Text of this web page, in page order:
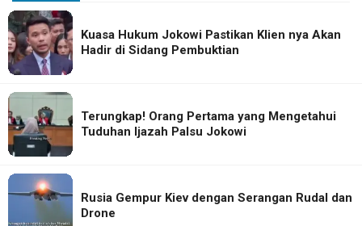
Kuasa Hukum Jokowi Pastikan Klien nya Akan
Hadir di Sidang Pembuktian
Terungkap! Orang Pertama yang Mengetahui
Tuduhan Ijazah Palsu Jokowi
Rusia Gempur Kiev dengan Serangan Rudal dan
Drone